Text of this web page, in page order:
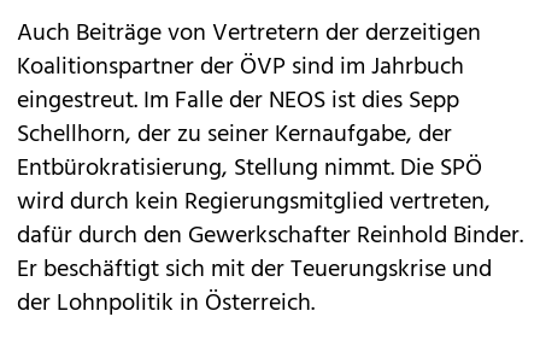
Auch Beiträge von Vertretern der derzeitigen
Koalitionspartner der ÖVP sind im Jahrbuch
eingestreut. Im Falle der NEOS ist dies Sepp
Schellhorn, der zu seiner Kernaufgabe, der
Entbürokratisierung, Stellung nimmt. Die SPÖ
wird durch kein Regierungsmitglied vertreten,
dafür durch den Gewerkschafter Reinhold Binder.
Er beschäftigt sich mit der Teuerungskrise und
der Lohnpolitik in Österreich.